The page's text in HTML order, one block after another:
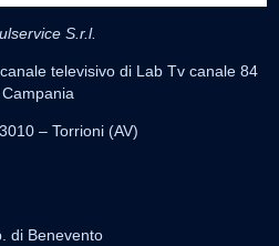
S.r.l.
televisivo di Lab Tv canale 84
– Torrioni (AV)
di Benevento